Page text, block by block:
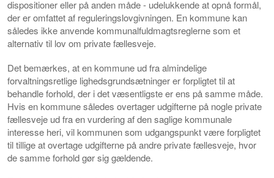
dispositioner eller på anden måde - udelukkende at opnå formål,
der er omfattet af reguleringslovgivningen. En kommune kan
således ikke anvende kommunalfuldmagtsreglerne som et
alternativ til lov om private fællesveje.
Det bemærkes, at en kommune ud fra almindelige
forvaltningsretlige lighedsgrundsætninger er forpligtet til at
behandle forhold, der i det væsentligste er ens på samme måde.
Hvis en kommune således overtager udgifterne på nogle private
fællesveje ud fra en vurdering af den saglige kommunale
interesse heri, vil kommunen som udgangspunkt være forpligtet
til tillige at overtage udgifterne på andre private fællesveje, hvor
de samme forhold gør sig gældende.